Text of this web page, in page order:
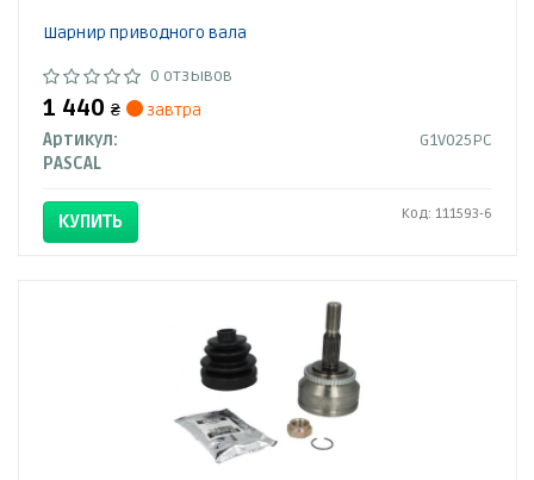
Шарнир приводного вала
0 отзывов
1 440 ₴
завтра
Артикул:
G1V025PC
PASCAL
КУПИТЬ Код: 111593-6